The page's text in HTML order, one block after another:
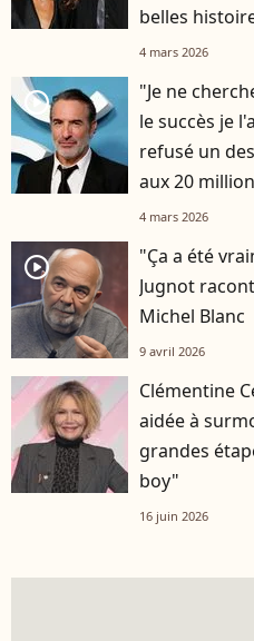
belles
4 mars 2026
player2
"Je ne
le succès je
refusé un
aux 20
4 mars 2026
player2
"Ça a été
Jugnot
Michel Blanc
9 avril 2026
Clémentine
aidée à
grandes
boy"
16 juin 2026